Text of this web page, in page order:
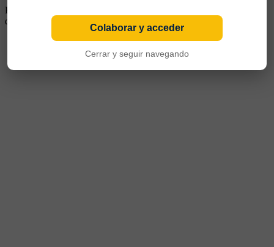
Puntero Derecho. Jugó en River y llegó a Boca, sin llegar a
destacarse. Siguió su carrera en Ferro.
Colaborar y acceder
Cerrar y seguir navegando